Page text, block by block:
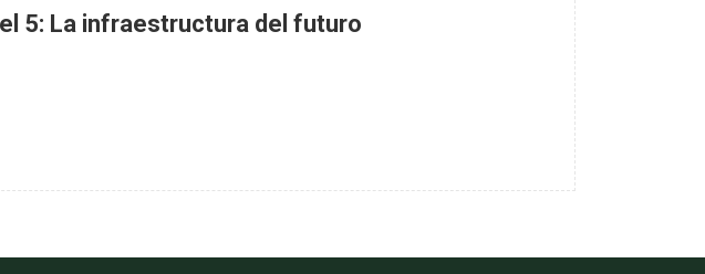
5: La infraestructura del futuro